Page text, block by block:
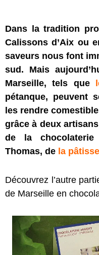
Dans la tradition
Calissons d’Aix ou
saveurs nous font
sud. Mais
Marseille, tels que
pétanque, peuvent
les rendre
grâce à deux
de la
Thomas, de la
Découvrez l’autre
de Marseille en